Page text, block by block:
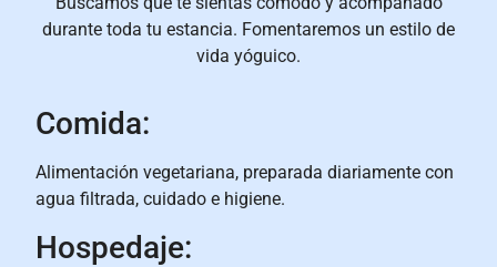
durante toda tu estancia. Fomentaremos un estilo de
vida yóguico.
Comida:
Alimentación vegetariana, preparada diariamente con
agua filtrada, cuidado e higiene.
Hospedaje: